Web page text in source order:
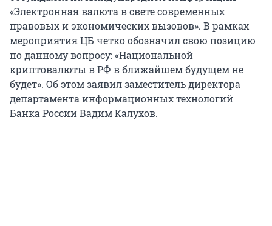
«Электронная валюта в свете современных
правовых и экономических вызовов». В рамках
мероприятия ЦБ четко обозначил свою позицию
по данному вопросу: «Национальной
криптовалюты в РФ в ближайшем будущем не
будет». Об этом заявил заместитель директора
департамента информационных технологий
Банка России Вадим Калухов.